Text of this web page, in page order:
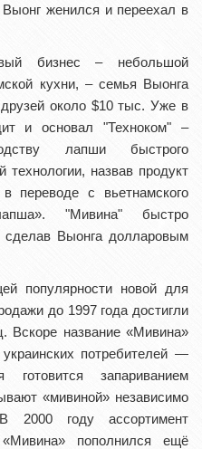
женился и переехал в
бизнес – небольшой
кухни, – семья Выонга
около $10 тыс. Уже в
и основал "Техноком" –
лапши быстрого
технологии, назвав продукт
переводе с вьетнамского
"Мивина" быстро
сделав Выонга долларовым
популярности новой для
до 1997 года достигли
Вскоре название «Мивина»
потребителей —
запариванием
«мивиной» независимо
2000 году ассортимент
пополнился ещё